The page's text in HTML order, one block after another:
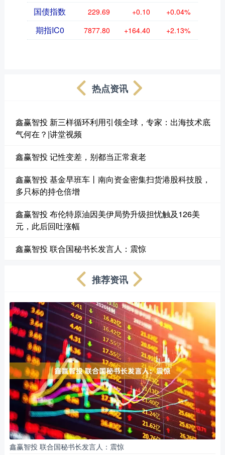
国债指数 229.69 +0.10 +0.04%
期指IC0 7877.80 +164.40 +2.13%
热点资讯
鑫赢智投 新三样循环利用引领全球，专家：出海技术底
气何在？|讲堂视频
鑫赢智投 记性变差，别都当正常衰老
鑫赢智投 基金早班车丨南向资金密集扫货港股科技股，
多只标的持仓倍增
鑫赢智投 布伦特原油因美伊局势升级担忧触及126美
元，此后回吐涨幅
鑫赢智投 联合国秘书长发言人：震惊
推荐资讯
鑫赢智投 联合国秘书长发言人：震惊